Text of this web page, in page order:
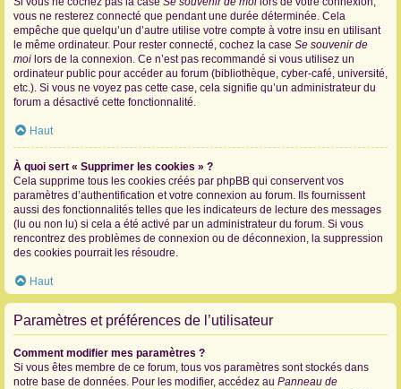
vous ne resterez connecté que pendant une durée déterminée. Cela
empêche que quelqu’un d’autre utilise votre compte à votre insu en utilisant
le même ordinateur. Pour rester connecté, cochez la case Se souvenir de
moi lors de la connexion. Ce n’est pas recommandé si vous utilisez un
ordinateur public pour accéder au forum (bibliothèque, cyber-café, université,
etc.). Si vous ne voyez pas cette case, cela signifie qu’un administrateur du
forum a désactivé cette fonctionnalité.
Haut
À quoi sert « Supprimer les cookies » ?
Cela supprime tous les cookies créés par phpBB qui conservent vos
paramètres d’authentification et votre connexion au forum. Ils fournissent
aussi des fonctionnalités telles que les indicateurs de lecture des messages
(lu ou non lu) si cela a été activé par un administrateur du forum. Si vous
rencontrez des problèmes de connexion ou de déconnexion, la suppression
des cookies pourrait les résoudre.
Haut
Paramètres et préférences de l’utilisateur
Comment modifier mes paramètres ?
Si vous êtes membre de ce forum, tous vos paramètres sont stockés dans
notre base de données. Pour les modifier, accédez au Panneau de